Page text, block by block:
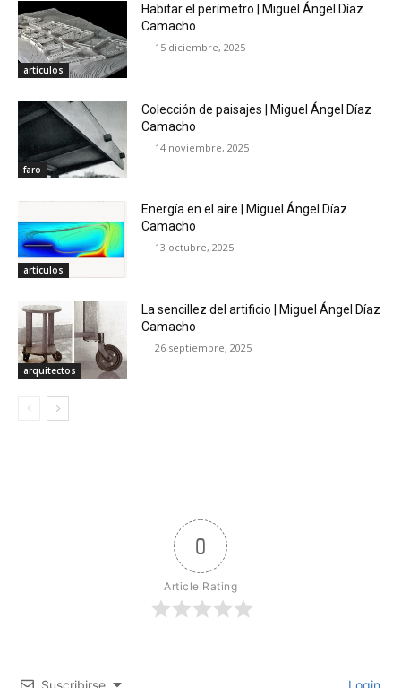
artículos
Habitar el perímetro | Miguel Ángel Díaz
Camacho
15 diciembre, 2025
faro
Colección de paisajes | Miguel Ángel Díaz
Camacho
14 noviembre, 2025
artículos
Energía en el aire | Miguel Ángel Díaz
Camacho
13 octubre, 2025
arquitectos
La sencillez del artificio | Miguel Ángel Díaz
Camacho
26 septiembre, 2025
0
Article Rating
Suscribirse Login